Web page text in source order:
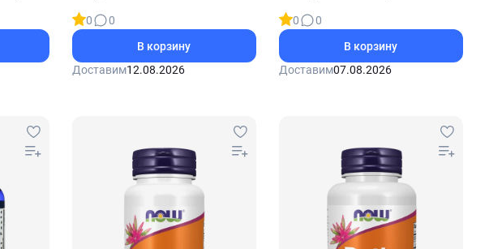
0
0
В корзину
Доставим12.08.2026
0
0
В корзину
Доставим07.08.2026